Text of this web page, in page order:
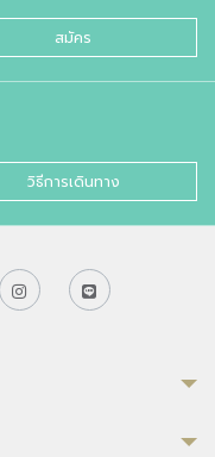
สมัคร
วิธีการเดินทาง